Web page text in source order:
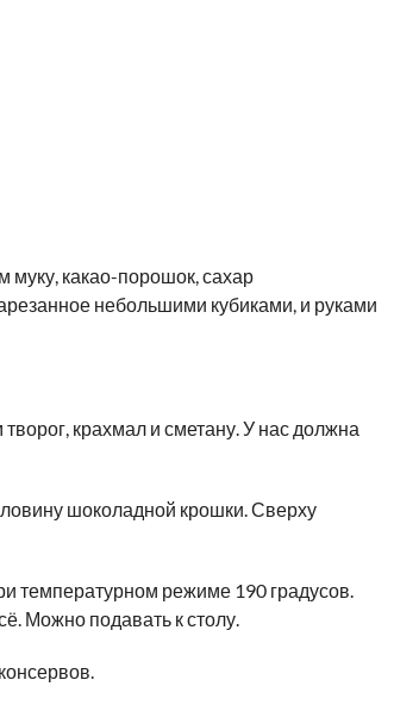
муку, какао-порошок, сахар
небольшими кубиками, и руками
крахмал и сметану. У нас должна
шоколадной крошки. Сверху
температурном режиме 190 градусов.
Можно подавать к столу.